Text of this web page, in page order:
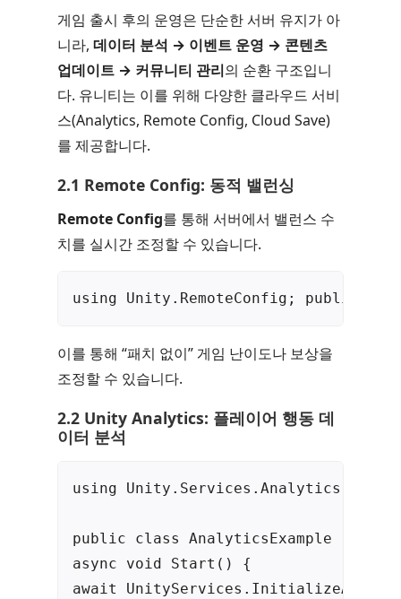
게임 출시 후의 운영은 단순한 서버 유지가 아
니라, 데이터 분석 → 이벤트 운영 → 콘텐츠
업데이트 → 커뮤니티 관리의 순환 구조입니
다. 유니티는 이를 위해 다양한 클라우드 서비
스(Analytics, Remote Config, Cloud Save)
를 제공합니다.
2.1 Remote Config: 동적 밸런싱
Remote Config를 통해 서버에서 밸런스 수
치를 실시간 조정할 수 있습니다.
using Unity.RemoteConfig; public
이를 통해 “패치 없이” 게임 난이도나 보상을
조정할 수 있습니다.
2.2 Unity Analytics: 플레이어 행동 데
이터 분석
using Unity.Services.Analytics;
public class AnalyticsExample :
async void Start() {
await